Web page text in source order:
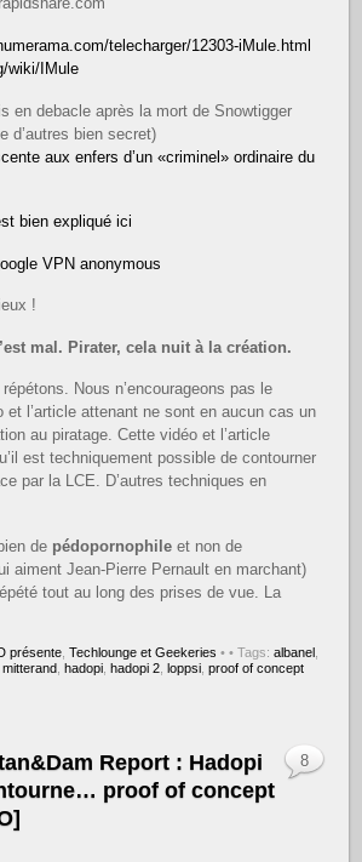
telecharger/12303-iMule.html
wiki/IMule
en debacle après la mort de Snowtigger
d’autres bien secret)
aux enfers d’un «criminel» ordinaire du
bien expliqué ici
VPN anonymous
!
mal. Pirater, cela nuit à la création.
Nous n’encourageons pas le
et l’article attenant ne sont en aucun cas un
au piratage. Cette vidéo et l’article
est techniquement possible de contourner
par la LCE. D’autres techniques en
de pédopornophileet non de
aiment Jean-Pierre Pernault en marchant)
tout au long des prises de vue. La
présente ,Techlounge et Geekeries • • Tags:albanel
hadopi hadopi 2 loppsi ,proof of concept
Report : Hadopi
proof of concept
8